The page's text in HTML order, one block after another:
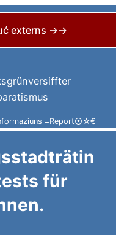
externs →→
≡Report⦿☆€
für